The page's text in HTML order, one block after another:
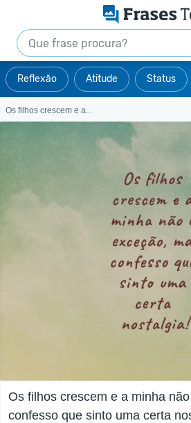
Reflexão Atitude Status
Os filhos crescem e a...
Os filhos crescem e a minha
confesso que sinto uma certa